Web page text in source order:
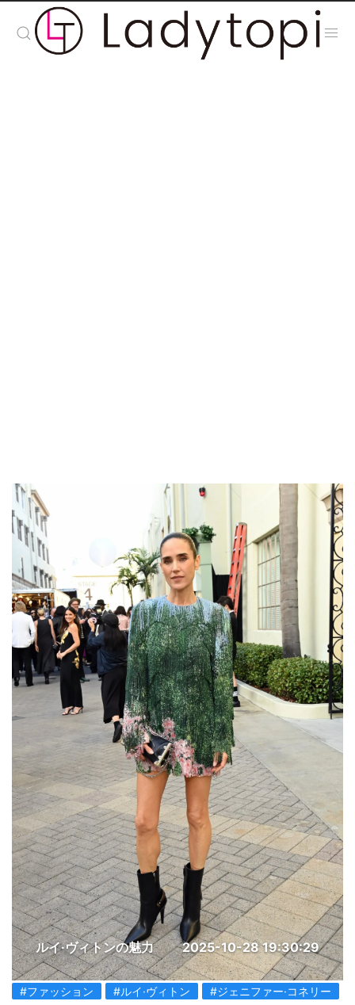
ルイ·ヴィトンの魅力 2025-10-28 19:30:29
#ファッション #ルイ·ヴィトン #ジェニファー·コネリー